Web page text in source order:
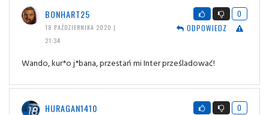
BONHART25
18 PAŹDZIERNIKA 2020 |
21:34
0
ODPOWIEDZ
Wando, kur*o j*bana, przestań mi Inter prześladować!
HURAGAN1410
0